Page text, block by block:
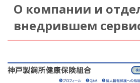
О компании и
внедрившем